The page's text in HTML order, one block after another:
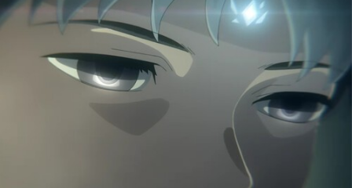
¿Todavía no tienes cuenta?
Regístrate gratis
El inicio de sesión con Facebook ya no está
disponible, pero puedes seguir usando tu cuenta
carácter inicial), pero no mayúsculas, espacios, tildes
o caracteres especiales.
He leído y acepto la
politica de privacidad y
de participación
Registrarse en 3DJuegos
Entra con Google